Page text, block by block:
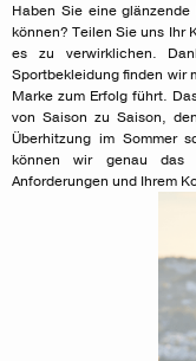
Haben Sie eine
können? Teilen Sie uns Ihr
es zu verwirklichen.
Sportbekleidung finden wir
Marke zum Erfolg führt.
von Saison zu Saison,
Überhitzung im Sommer
können wir genau das
Anforderungen und Ihrem